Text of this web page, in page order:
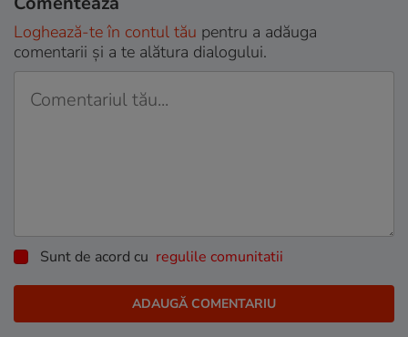
Loghează-te în contul tău pentru a adăuga
comentarii și a te alătura dialogului.
Sunt de acord cu regulile comunitatii